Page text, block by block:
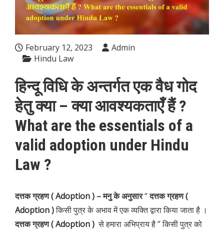
February 12, 2023
Admin
Hindu Law
हिन्दू विधि के अन्तर्गत एक वैध गोद
हेतु क्या – क्या आवश्यकताएँ हैं ?
What are the essentials of a
valid adoption under Hindu
Law ?
दत्तक ग्रहण ( Adoption ) – मनु के अनुसार“दत्तक ग्रहण (
Adoption )किसी पुत्र के अभाव में एक व्यक्ति द्वारा किया जाता है ।
दत्तक ग्रहण ( Adoption ) से हमारा अभिप्राय है ” किसी पुत्र को